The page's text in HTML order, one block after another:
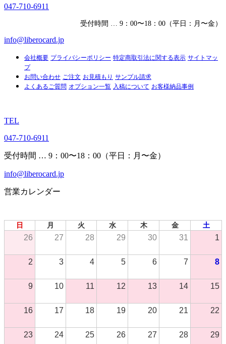
047-710-6911
受付時間 … 9：00〜18：00（平日：月〜金）
info@liberocard.jp
会社概要 プライバシーポリシー 特定商取引法に関する表示 サイトマッ
プ
お問い合わせ ご注文 お見積もり サンプル請求
よくあるご質問 オプション一覧 入稿について お客様納品事例
TEL
047-710-6911
受付時間 … 9：00〜18：00（平日：月〜金）
info@liberocard.jp
営業カレンダー
日 月 火 水 木 金 土
26 27 28 29 30 31 1
2 3 4 5 6 7 8
9 10 11 12 13 14 15
16 17 18 19 20 21 22
23 24 25 26 27 28 29